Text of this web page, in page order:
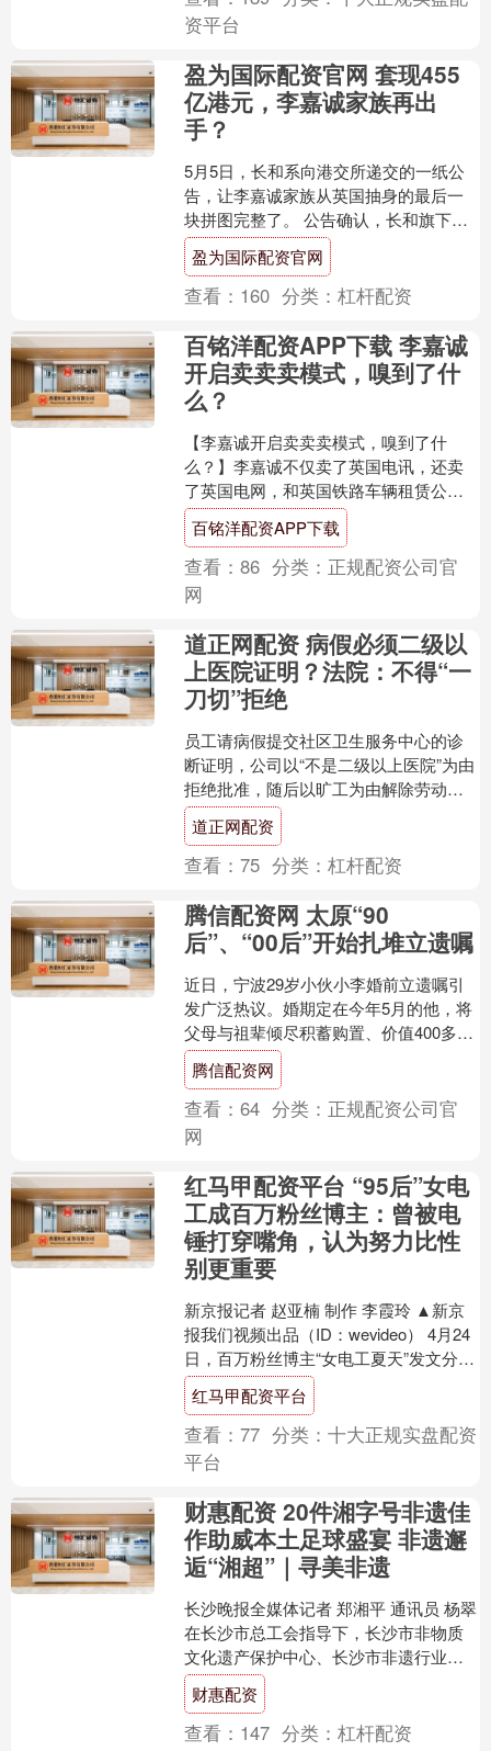
资平台
盈为国际配资官网 套现455
亿港元，李嘉诚家族再出
手？
5月5日，长和系向港交所递交的一纸公
告，让李嘉诚家族从英国抽身的最后一
块拼图完整了。 公告确认，长和旗下电
讯业务集团CKHGT持有的
VodafoneThree ....
盈为国际配资官网
查看： 160 分类：杠杆配资
百铭洋配资APP下载 李嘉诚
开启卖卖卖模式，嗅到了什
么？
【李嘉诚开启卖卖卖模式，嗅到了什
么？】李嘉诚不仅卖了英国电讯，还卖
了英国电网，和英国铁路车辆租赁公
司。 英国电网买了1100多亿港币，英国
电讯卖了455亿，英国....
百铭洋配资APP下载
查看：86 分类： 正规配资公司官
网
道正网配资 病假必须二级以
上医院证明？法院：不得“一
刀切”拒绝
员工请病假提交社区卫生服务中心的诊
断证明，公司以“不是二级以上医院”为由
拒绝批准，随后以旷工为由解除劳动合
同。 4月27日，北京市第二中级人民法院
通报涉休息休假....
道正网配资
查看：75 分类：杠杆配资
腾信配资网 太原“90
后”、“00后”开始扎堆立遗嘱
近日，宁波29岁小伙小李婚前立遗嘱引
发广泛热议。婚期定在今年5月的他，将
父母与祖辈倾尽积蓄购置、价值400多万
元的房产，明确指定由父母继承，坦
言：明天和意外不知....
腾信配资网
查看：64 分类： 正规配资公司官
网
红马甲配资平台 “95后”女电
工成百万粉丝博主：曾被电
锤打穿嘴角，认为努力比性
别更重要
新京报记者 赵亚楠 制作 李霞玲 ▲新京
报我们视频出品（ID：wevideo） 4月24
日，百万粉丝博主“女电工夏天”发文分享
从事电工行业的经历。 今年27岁的....
红马甲配资平台
查看：77 分类：十大正规实盘配资
平台
财惠配资 20件湘字号非遗佳
作助威本土足球盛宴 非遗邂
逅“湘超”｜寻美非遗
长沙晚报全媒体记者 郑湘平 通讯员 杨翠
在长沙市总工会指导下，长沙市非物质
文化遗产保护中心、长沙市非遗行业工
会联合会依托2026“烟火长沙 非遗好
物”征集活动....
财惠配资
查看： 147 分类：杠杆配资